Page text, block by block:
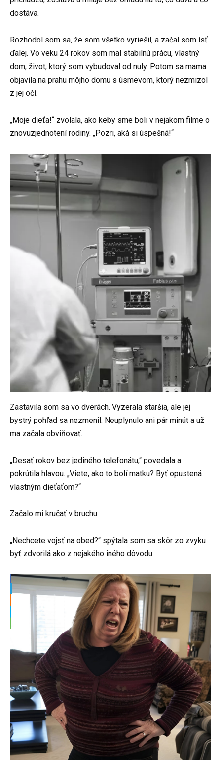
dostáva.
Rozhodol som sa, že som všetko vyriešil, a začal som ísť
ďalej. Vo veku 24 rokov som mal stabilnú prácu, vlastný
dom, život, ktorý som vybudoval od nuly. Potom sa mama
objavila na prahu môjho domu s úsmevom, ktorý nezmizol
z jej očí.
„Moje dieťa!“ zvolala, ako keby sme boli v nejakom filme o
znovuzjednotení rodiny. „Pozri, aká si úspešná!“
Zastavila som sa vo dverách. Vyzerala staršia, ale jej
bystrý pohľad sa nezmenil. Neuplynulo ani pár minút a už
ma začala obviňovať.
„Desať rokov bez jediného telefonátu,“ povedala a
pokrútila hlavou. „Viete, ako to bolí matku? Byť opustená
vlastným dieťaťom?“
Začalo mi kručať v bruchu.
„Nechcete vojsť na obed?“ spýtala som sa skôr zo zvyku
byť zdvorilá ako z nejakého iného dôvodu.